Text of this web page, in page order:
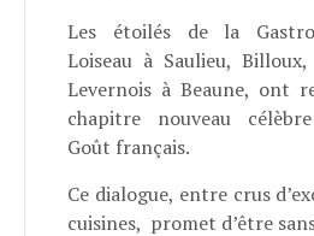
Les étoilés de la
Loiseau à Saulieu,
Levernois à Beaune, ont
chapitre nouveau
Goût français.
Ce dialogue, entre crus
cuisines, promet d’être